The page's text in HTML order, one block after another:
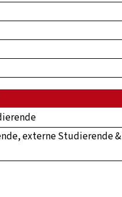
externe Studierende &